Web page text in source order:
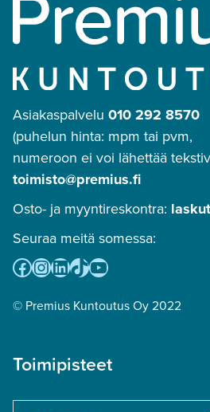
Asiakaspalvelu 010 292 8570
(puhelun hinta: mpm tai pvm,
numeroon ei voi lähettää
toimisto@premius.fi
Osto- ja myyntireskontra:
Seuraa meitä somessa:
Facebook
Instagram
LinkedIn
TikTok
YouTube
© Premius Kuntoutus Oy 2022
Toimipisteet